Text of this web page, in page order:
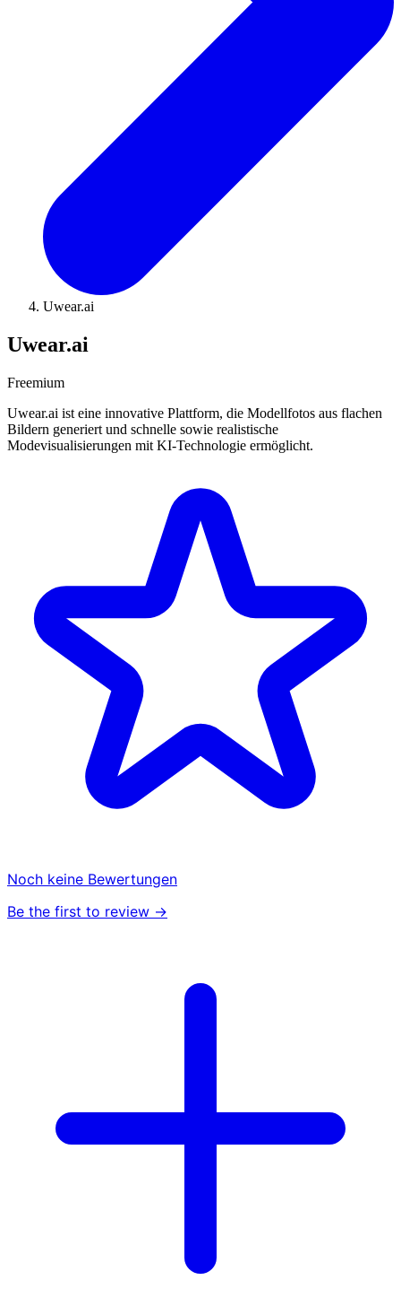
Uwear.ai
Uwear.ai
Freemium
Uwear.ai ist eine innovative Plattform, die Modellfotos aus flachen
Bildern generiert und schnelle sowie realistische
Modevisualisierungen mit KI-Technologie ermöglicht.
Noch keine Bewertungen
Be the first to review →